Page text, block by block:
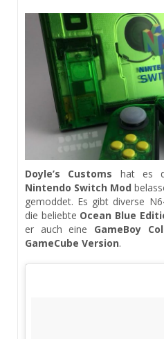
Doyle’s Customs hat es
Nintendo Switch Mod
gemoddet. Es gibt diverse
die beliebte Ocean Blue
er auch eine GameBoy
GameCube Version.